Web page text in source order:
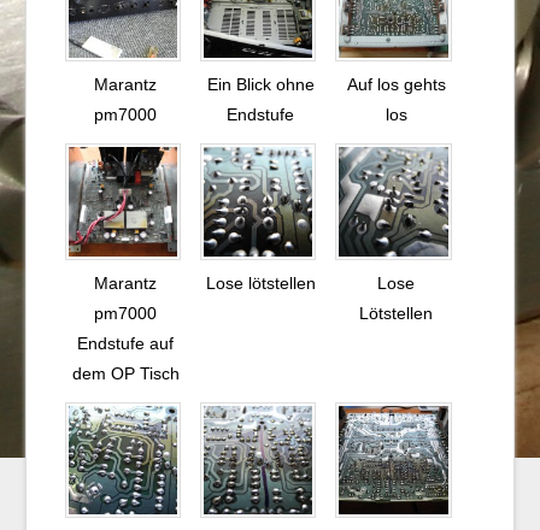
Marantz
pm7000
Ein Blick ohne
Endstufe
Auf los gehts
los
Marantz
pm7000
Endstufe auf
dem OP Tisch
Lose lötstellen
Lose
Lötstellen